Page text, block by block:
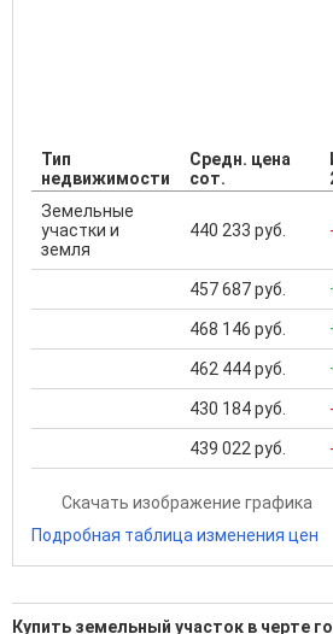
Тип
недвижимости
Средн. цена
сот.
Земельные
участки и
земля
440 233 руб.
457 687 руб.
468 146 руб.
462 444 руб.
430 184 руб.
439 022 руб.
Скачать изображение графика
Подробная таблица изменения цен
Купить земельный участок в черте